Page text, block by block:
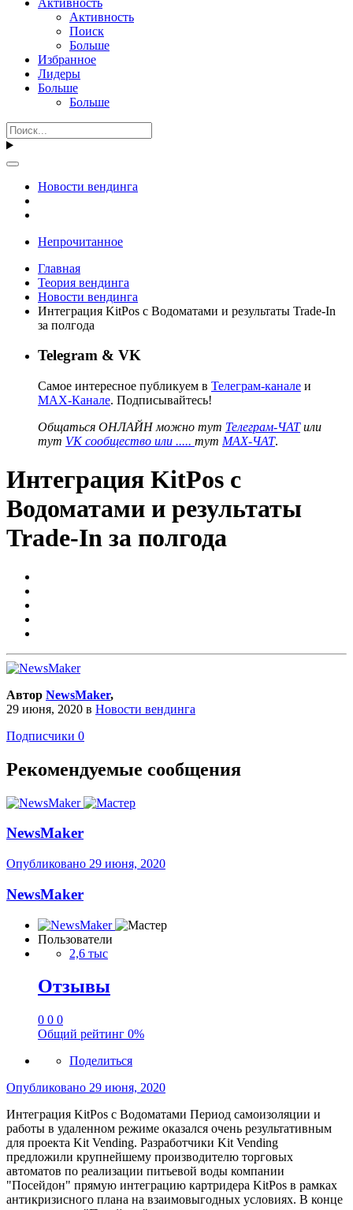
Активность
Поиск
Больше
Избранное
Лидеры
Больше
Больше
Новости вендинга
Непрочитанное
Главная
Теория вендинга
Новости вендинга
Интеграция KitPos с Водоматами и результаты Trade-In
за полгода
Telegram & VK
Самое интересное публикуем в Телеграм-канале и
MAX-Канале. Подписывайтесь!
Общаться ОНЛАЙН можно тут Телеграм-ЧАТили
тут VK сообщество или ..... тут MAX-ЧАТ.
Интеграция KitPos с
Водоматами и результаты
Trade-In за полгода
Автор NewsMaker,
29 июня, 2020 в Новости вендинга
Подписчики 0
Рекомендуемые сообщения
NewsMaker
Опубликовано 29 июня, 2020
NewsMaker
Пользователи
2,6 тыс
Отзывы
0 0 0
Общий рейтинг 0%
Поделиться
Опубликовано 29 июня, 2020
Интеграция KitPos с Водоматами Период самоизоляции и
работы в удаленном режиме оказался очень результативным
для проекта Kit Vending. Разработчики Kit Vending
предложили крупнейшему производителю торговых
автоматов по реализации питьевой воды компании
"Посейдон" прямую интеграцию картридера KitPos в рамках
антикризисного плана на взаимовыгодных условиях. В конце